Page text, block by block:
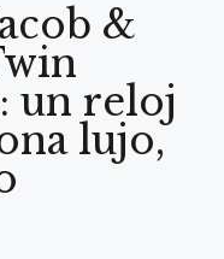
&
un reloj
lujo,